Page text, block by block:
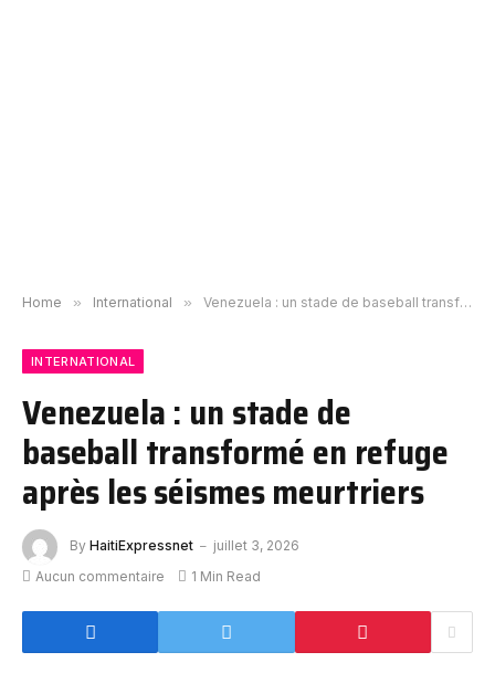
Home » International » Venezuela : un stade de baseball transformé en refuge après les séismes meurtriers
INTERNATIONAL
Venezuela : un stade de
baseball transformé en refuge
après les séismes meurtriers
By HaitiExpressnet
juillet 3, 2026
Aucun commentaire
1 Min Read